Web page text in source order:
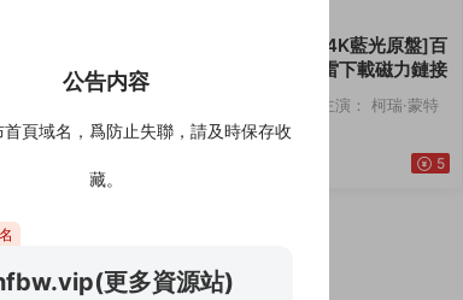
葉[4K
盤迅雷
與朱麗
歡樂合唱團：3D演唱會[4K藍光原盤]百
度雲網盤下載115網盤迅雷下載磁力鏈接
導演： Kevin Tancharoen 主演： 柯瑞·蒙特
斯 迪安娜·阿格隆&...
5
公告内容
首頁域名，爲防止失聯，請及時保存收
藏。
更多資源站)